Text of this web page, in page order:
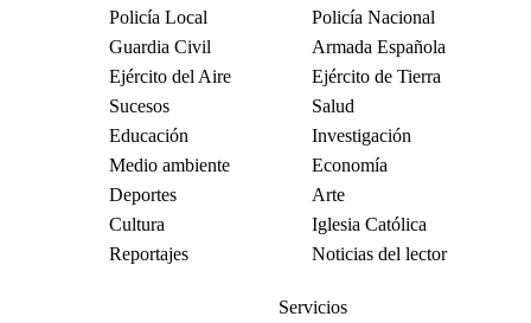
Policía Local
Policía Nacional
Guardia Civil
Armada Española
Ejército del Aire
Ejército de Tierra
Sucesos
Salud
Educación
Investigación
Medio ambiente
Economía
Deportes
Arte
Cultura
Iglesia Católica
Reportajes
Noticias del lector
Servicios